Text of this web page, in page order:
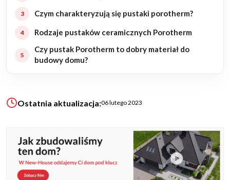
Realizacje
Referencje
BLOG
O NAS
KONAKT
Czym charakteryzują się pustaki porotherm?
Rodzaje pustaków ceramicznych Porotherm
Czy pustak Porotherm to dobry materiał do
budowy domu?
Ostatnia aktualizacja:06 lutego 2023